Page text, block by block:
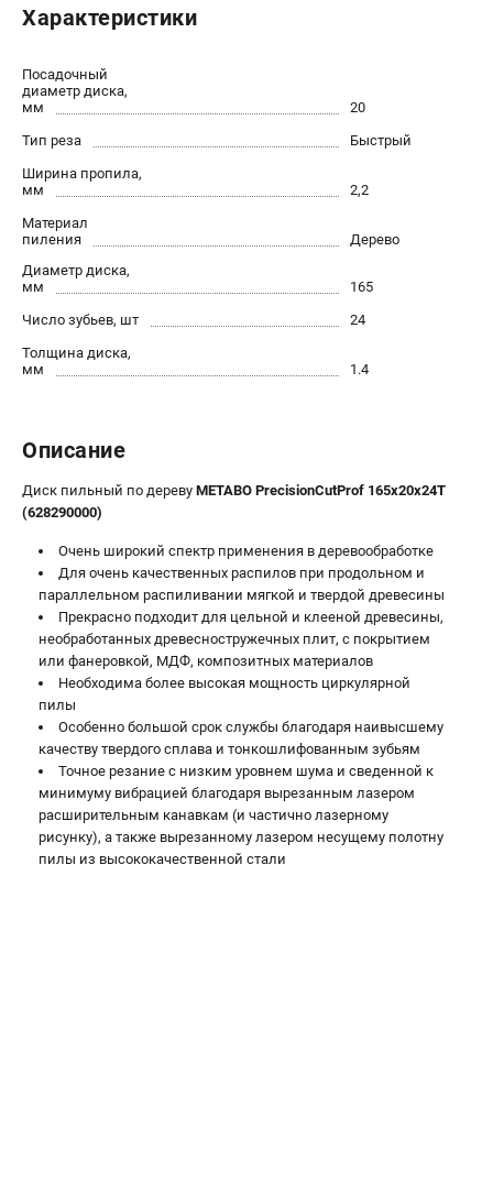
Сервисный центр
ИНФОРМАЦИЯ
Юридическим лицам
Контакты
Правила обмена и возврата
Способы оплаты
О компании
Политика обработки персональных данных
Пользовательское соглашение
Угловые шлифмашины (УШМ)
Перфораторы
Дрели
Пылесосы
АККУМУЛЯТОРНЫЙ ИНСТРУМЕНТ
Аккумуляторные шуруповерты
Аккумуляторные перфораторы
Аккумуляторные УШМ
Аккумуляторные лобзики
РАСХОДНЫЕ МАТЕРИАЛЫ И АКСЕССУАРЫ
Аккумуляторы и зарядные устройства
Характеристики
Посадочный
диаметр диска,
мм
20
Тип реза
Быстрый
Ширина пропила,
мм
2,2
Материал
пиления
Дерево
Диаметр диска,
мм
165
Число зубьев, шт
24
Толщина диска,
мм
1.4
Описание
Диск пильный по дереву METABO PrecisionCutProf 165х20х24T
(628290000)
Очень широкий спектр применения в деревообработке
Для очень качественных распилов при продольном и
параллельном распиливании мягкой и твердой древесины
Прекрасно подходит для цельной и клееной древесины,
необработанных древесностружечных плит, с покрытием
или фанеровкой, МДФ, композитных материалов
Необходима более высокая мощность циркулярной
пилы
Особенно большой срок службы благодаря наивысшему
качеству твердого сплава и тонкошлифованным зубьям
Точное резание с низким уровнем шума и сведенной к
минимуму вибрацией благодаря вырезанным лазером
расширительным канавкам (и частично лазерному
рисунку), а также вырезанному лазером несущему полотну
пилы из высококачественной стали